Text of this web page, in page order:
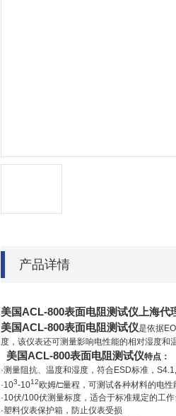
产品详情
美国ACL-800表面电阻测试仪上海代
美国ACL-800表面电阻测试仪是依据
度，该仪表还可测量影响电性能的相对湿度和
美国ACL-800表面电阻测试仪特点：
·测量阻抗、温度和湿度，符合ESD标准，
·103-1012欧姆/□量程，可测试各种材料的电性
·10伏/100伏测量标度，适合于标准规定的工作
·塑料仪表保护箱，防止仪表受损